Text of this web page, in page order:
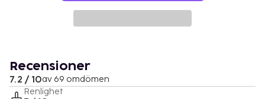
Recensioner
7.2 / 10av 69 omdömen
Renlighet